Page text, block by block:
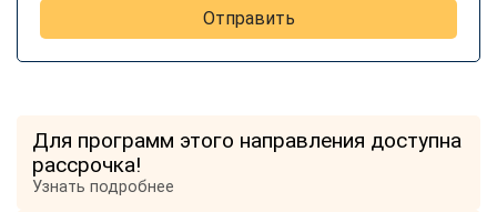
Отправить
Для программ этого направления доступна
рассрочка!
Узнать подробнее